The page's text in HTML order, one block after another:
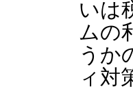
いは
ムの
うか
ィ対